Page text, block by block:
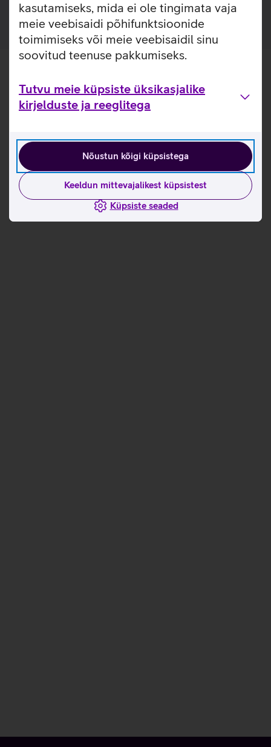
kasutamiseks, mida ei ole tingimata vaja
meie veebisaidi põhifunktsioonide
toimimiseks või meie veebisaidil sinu
soovitud teenuse pakkumiseks.
Tutvu meie küpsiste üksikasjalike
kirjelduste ja reeglitega
Nõustun kõigi küpsistega
Keeldun mittevajalikest küpsistest
Küpsiste seaded